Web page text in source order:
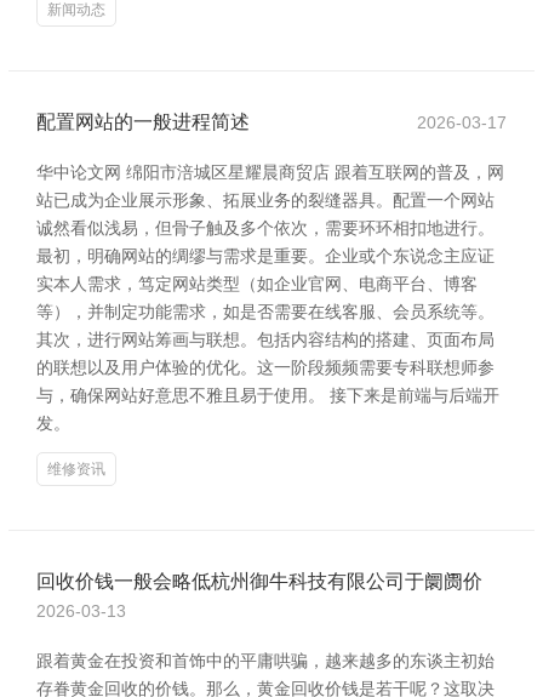
新闻动态
配置网站的一般进程简述 2026-03-17
华中论文网 绵阳市涪城区星耀晨商贸店 跟着互联网的普及，网
站已成为企业展示形象、拓展业务的裂缝器具。配置一个网站
诚然看似浅易，但骨子触及多个依次，需要环环相扣地进行。
最初，明确网站的绸缪与需求是重要。企业或个东说念主应证
实本人需求，笃定网站类型（如企业官网、电商平台、博客
等），并制定功能需求，如是否需要在线客服、会员系统等。
其次，进行网站筹画与联想。包括内容结构的搭建、页面布局
的联想以及用户体验的优化。这一阶段频频需要专科联想师参
与，确保网站好意思不雅且易于使用。 接下来是前端与后端开
发。
维修资讯
回收价钱一般会略低杭州御牛科技有限公司于阛阓价
2026-03-13
跟着黄金在投资和首饰中的平庸哄骗，越来越多的东谈主初始
存眷黄金回收的价钱。那么，黄金回收价钱是若干呢？这取决